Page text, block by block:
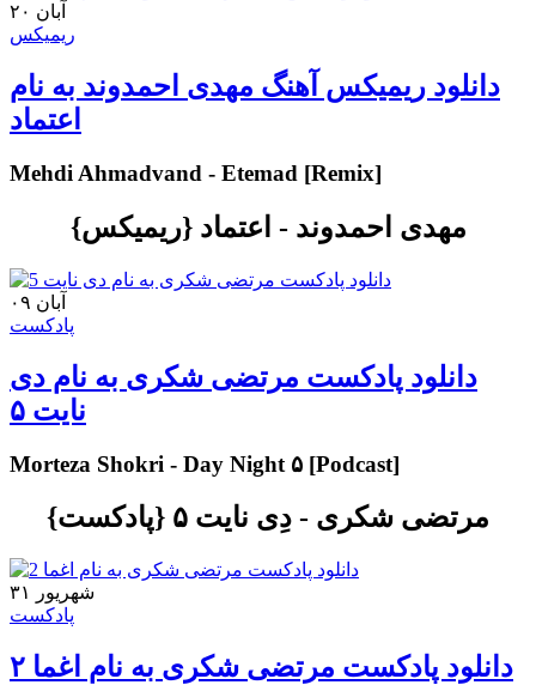
۲۰ آبان
ریمیکس
دانلود ریمیکس آهنگ مهدی احمدوند به نام
اعتماد
Mehdi Ahmadvand - Etemad [Remix]
مهدی احمدوند - اعتماد {ریمیکس}
۰۹ آبان
پادکست
دانلود پادکست مرتضی شکری به نام دی
نایت ۵
Morteza Shokri - Day Night ۵ [Podcast]
مرتضی شکری - دِی نایت ۵ {پادکست}
۳۱ شهریور
پادکست
دانلود پادکست مرتضی شکری به نام اغما ۲